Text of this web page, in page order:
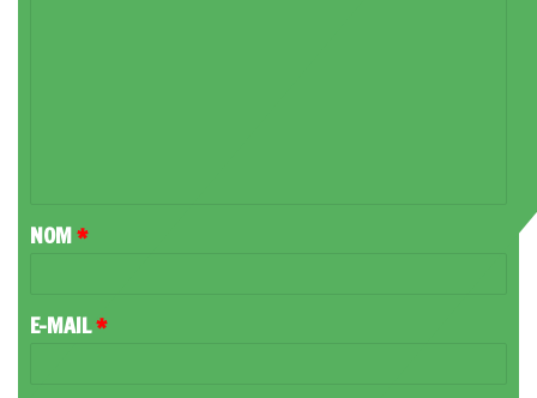
A
R
NOM*
E-MAIL*